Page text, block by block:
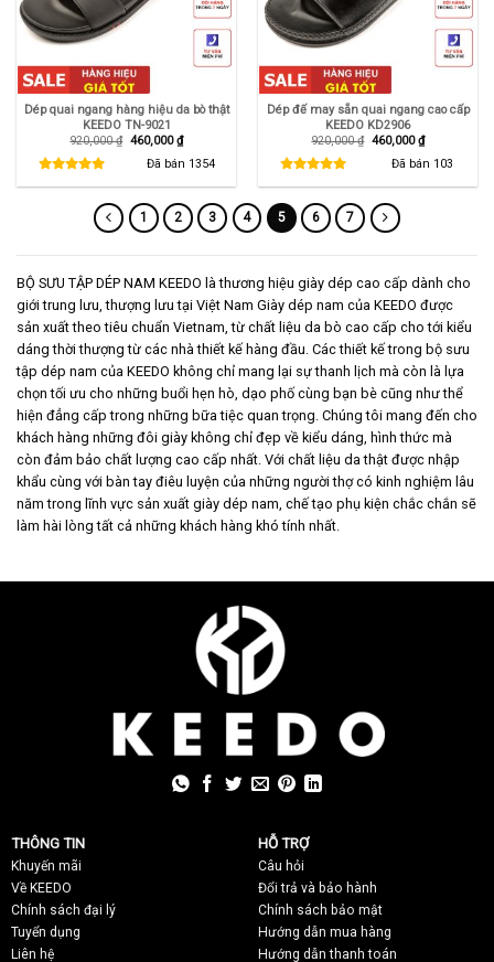
Dép quai ngang hàng hiệu da bò thật
KEEDO TN-9021
920,000₫ Giá
920,000 ₫.
460,000₫Giá
hiện
tại
là:
460,000 ₫.
Đã bán 1354
Dép đế may sẵn quai ngang cao cấp
KEEDO KD2906
920,000₫ Giá
920,000 ₫.
460,000₫Giá
hiện
tại
là:
460,000 ₫.
Đã bán 103
1 2 3 4 5 6 7
BỘ SƯU TẬP DÉP NAM KEEDO là thương hiệu giày dép cao cấp dành cho
giới trung lưu, thượng lưu tại Việt Nam Giày dép nam của KEEDO được
sản xuất theo tiêu chuẩn Vietnam, từ chất liệu da bò cao cấp cho tới kiểu
dáng thời thượng từ các nhà thiết kế hàng đầu. Các thiết kế trong bộ sưu
tập dép nam của KEEDO không chỉ mang lại sự thanh lịch mà còn là lựa
chọn tối ưu cho những buổi hẹn hò, dạo phố cùng bạn bè cũng như thể
hiện đẳng cấp trong những bữa tiệc quan trọng. Chúng tôi mang đến cho
khách hàng những đôi giày không chỉ đẹp về kiểu dáng, hình thức mà
còn đảm bảo chất lượng cao cấp nhất. Với chất liệu da thật được nhập
khẩu cùng với bàn tay điêu luyện của những người thợ có kinh nghiệm lâu
năm trong lĩnh vực sản xuất giày dép nam, chế tạo phụ kiện chắc chắn sẽ
làm hài lòng tất cả những khách hàng khó tính nhất.
THÔNG TIN
Khuyến mãi
Về KEEDO
Chính sách đại lý
Tuyển dụng
Liên hệ
HỖ TRỢ
Câu hỏi
Đổi trả và bảo hành
Chính sách bảo mật
Hướng dẫn mua hàng
Hướng dẫn thanh toán